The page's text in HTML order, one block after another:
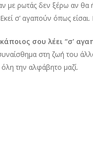
με ρωτάς δεν ξέρω αν θα
Εκεί σ’ αγαπούν όπως
σου λέει “σ’
στη ζωή του
την αλφάβητο μαζί.